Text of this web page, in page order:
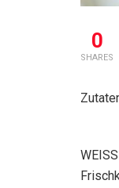
0
SHARES